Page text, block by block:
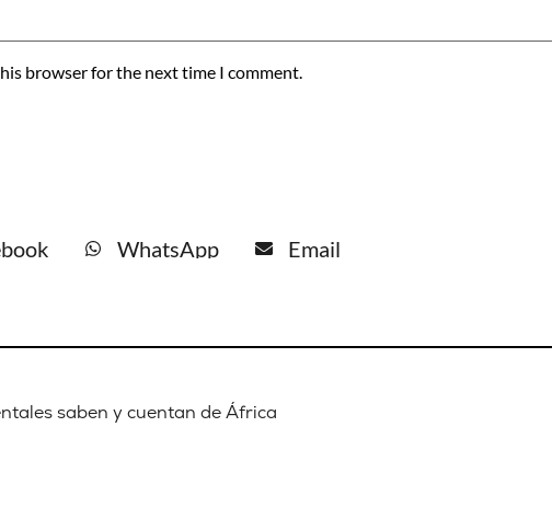
browser for the next time I comment.
WhatsApp Email
saben y cuentan de África